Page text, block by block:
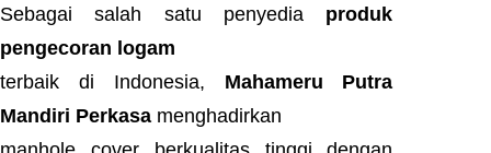
Sebagai salah satu penyedia produk
pengecoran logam
terbaik di Indonesia, Mahameru Putra
Mandiri Perkasa menghadirkan